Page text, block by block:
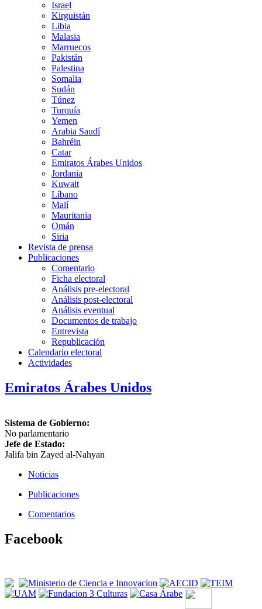
Israel
Kirguistán
Libia
Malasia
Marruecos
Pakistán
Palestina
Somalia
Sudán
Túnez
Turquía
Yemen
Arabia Saudí
Bahréin
Catar
Emiratos Árabes Unidos
Jordania
Kuwait
Líbano
Malí
Mauritania
Omán
Siria
Revista de prensa
Publicaciones
Comentario
Ficha electoral
Análisis pre-electoral
Análisis post-electoral
Análisis eventual
Documentos de trabajo
Entrevista
Republicación
Calendario electoral
Actividades
Emiratos Árabes Unidos
Sistema de Gobierno:
No parlamentario
Jefe de Estado:
Jalifa bin Zayed al-Nahyan
Noticias
Publicaciones
Comentarios
Facebook